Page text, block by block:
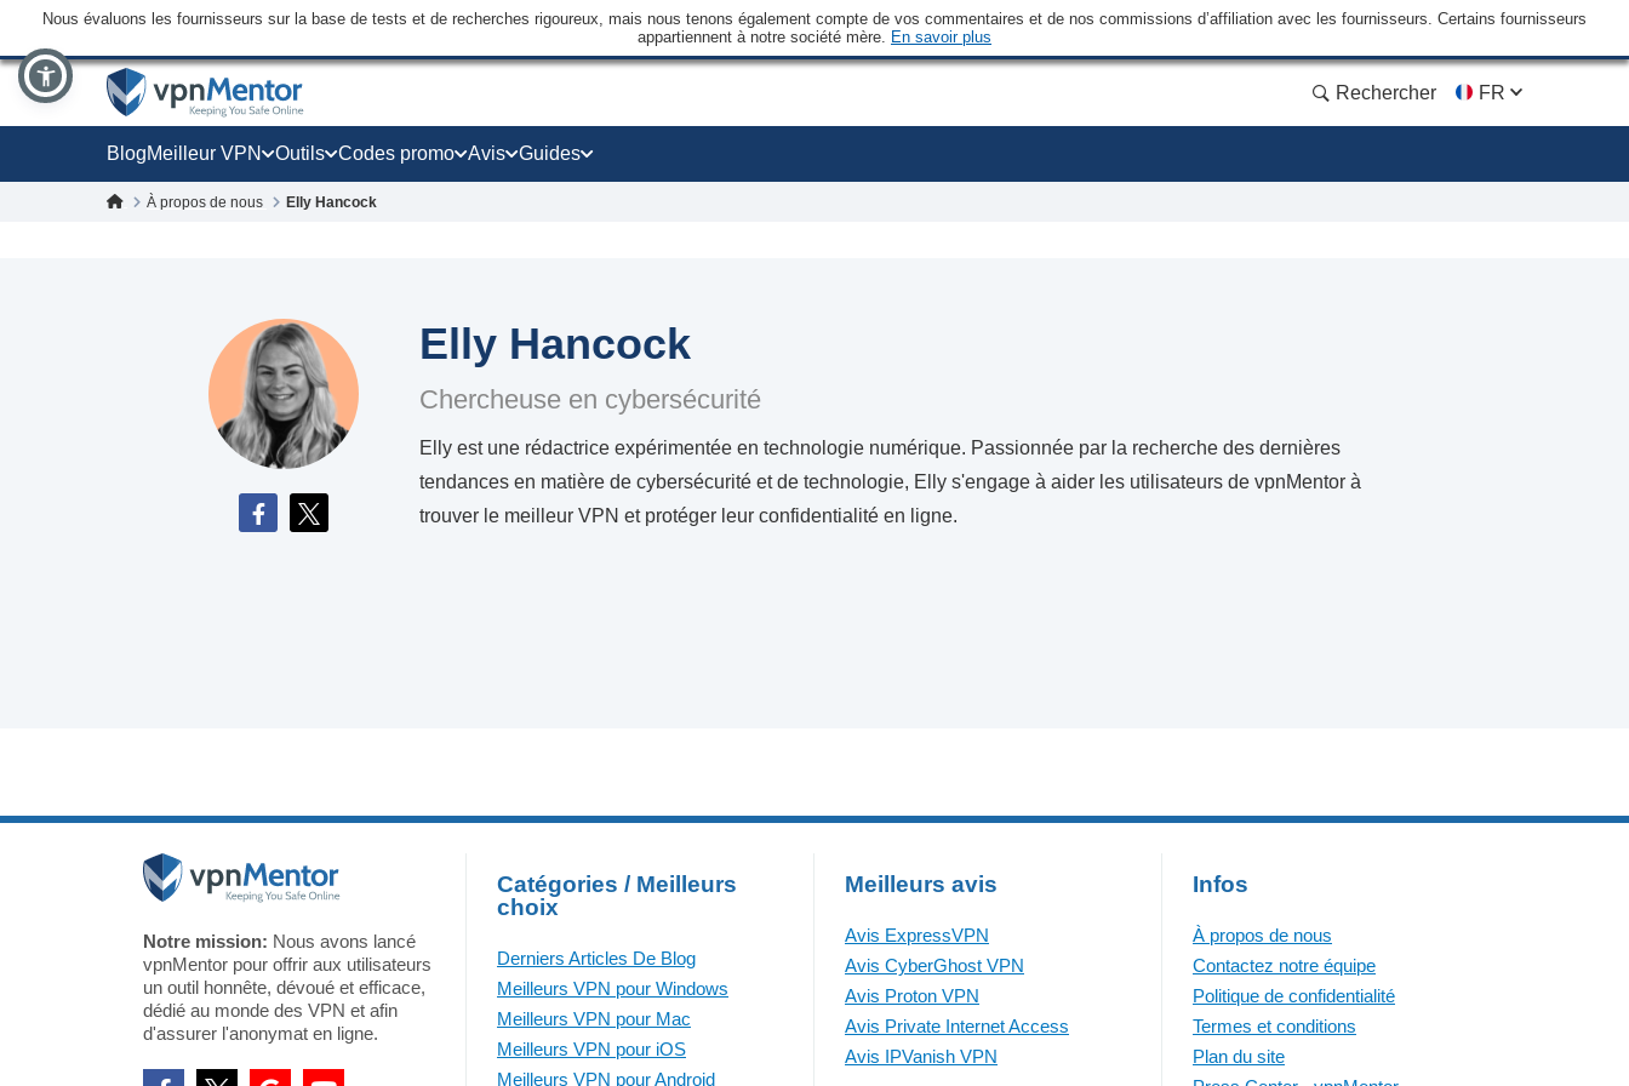
Nous évaluons les fournisseurs sur la base de tests et de recherches rigoureux, mais nous tenons également compte de vos commentaires et de nos commissions d’affiliation avec les fournisseurs. Certains fournisseurs
appartiennent à notre société mère. En savoir plus
Rechercher FR
BlogMeilleur VPN Outils Codes promo Avis Guides
À propos de nous Elly Hancock
Elly Hancock
Chercheuse en cybersécurité
Elly est une rédactrice expérimentée en technologie numérique. Passionnée par la recherche des dernières
tendances en matière de cybersécurité et de technologie, Elly s'engage à aider les utilisateurs de vpnMentor à
trouver le meilleur VPN et protéger leur confidentialité en ligne.
Notre mission: Nous avons lancé
vpnMentor pour offrir aux utilisateurs
un outil honnête, dévoué et efficace,
dédié au monde des VPN et afin
d'assurer l'anonymat en ligne.
Catégories / Meilleurs
choix
Derniers Articles De Blog
Meilleurs VPN pour Windows
Meilleurs VPN pour Mac
Meilleurs VPN pour iOS
Meilleurs VPN pour Android
Meilleurs avis
Avis ExpressVPN
Avis CyberGhost VPN
Avis Proton VPN
Avis Private Internet Access
Avis IPVanish VPN
Infos
À propos de nous
Contactez notre équipe
Politique de confidentialité
Termes et conditions
Plan du site